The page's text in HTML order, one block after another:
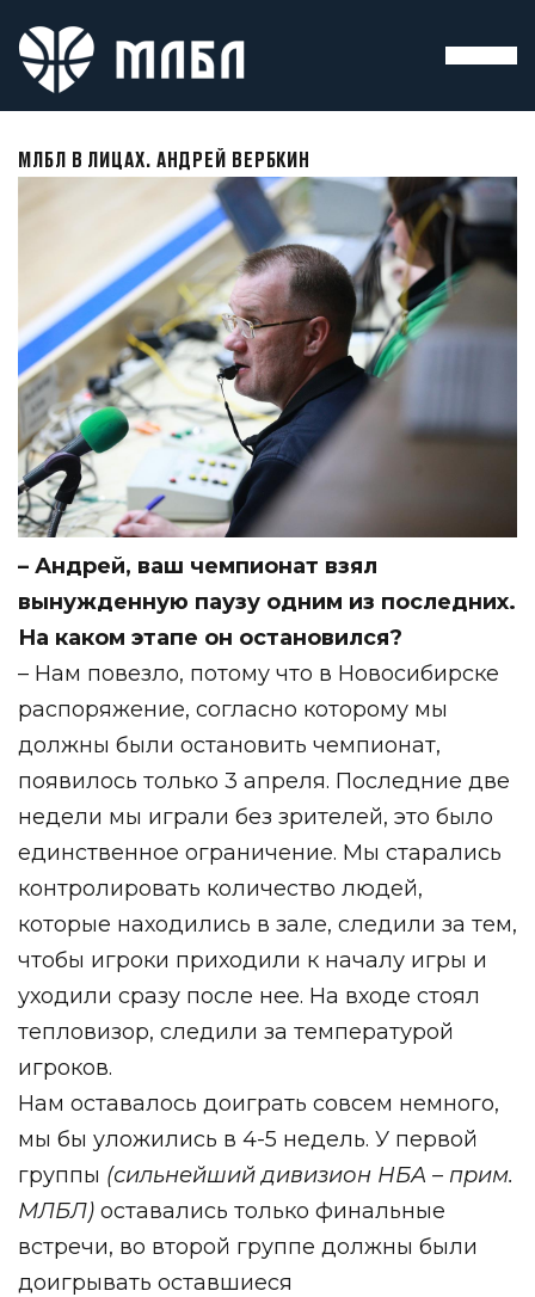
МЛБЛ В ЛИЦАХ. АНДРЕЙ ВЕРБКИН
– Андрей, ваш чемпионат взял
вынужденную паузу одним из последних.
На каком этапе он остановился?
– Нам повезло, потому что в Новосибирске
распоряжение, согласно которому мы
должны были остановить чемпионат,
появилось только 3 апреля. Последние две
недели мы играли без зрителей, это было
единственное ограничение. Мы старались
контролировать количество людей,
которые находились в зале, следили за тем,
чтобы игроки приходили к началу игры и
уходили сразу после нее. На входе стоял
тепловизор, следили за температурой
игроков.
Нам оставалось доиграть совсем немного,
мы бы уложились в 4-5 недель. У первой
группы (сильнейший дивизион НБА – прим.
МЛБЛ) оставались только финальные
встречи, во второй группе должны были
доигрывать оставшиеся